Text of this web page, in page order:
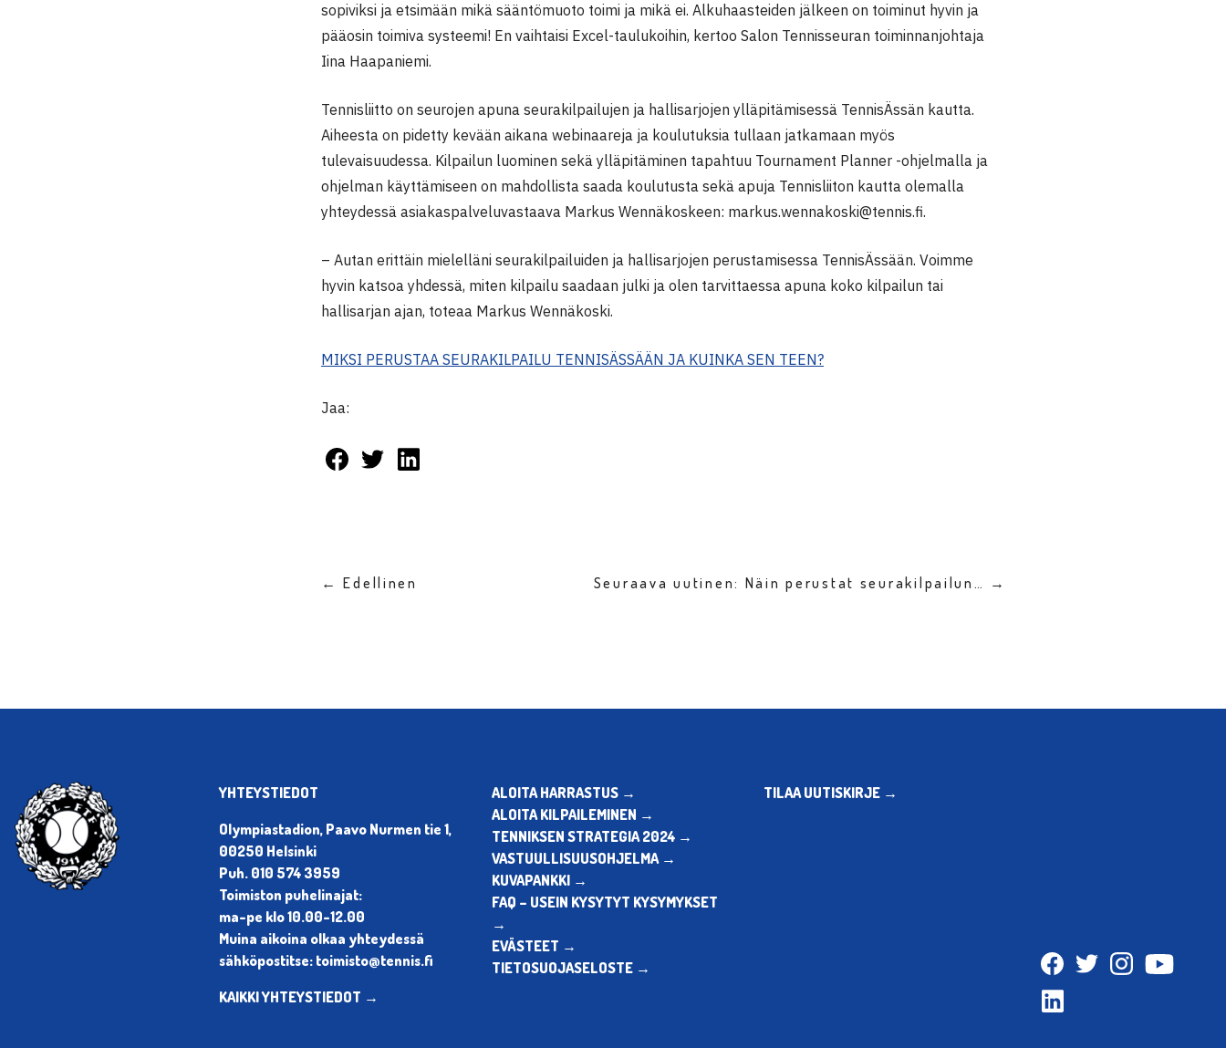
sopiviksi ja etsimään mikä sääntömuoto toimi ja mikä ei. Alkuhaasteiden jälkeen on toiminut hyvin ja
pääosin toimiva systeemi! En vaihtaisi Excel-taulukoihin, kertoo Salon Tennisseuran toiminnanjohtaja
Iina Haapaniemi.
Tennisliitto on seurojen apuna seurakilpailujen ja hallisarjojen ylläpitämisessä TennisÄssän kautta.
Aiheesta on pidetty kevään aikana webinaareja ja koulutuksia tullaan jatkamaan myös
tulevaisuudessa. Kilpailun luominen sekä ylläpitäminen tapahtuu Tournament Planner -ohjelmalla ja
ohjelman käyttämiseen on mahdollista saada koulutusta sekä apuja Tennisliiton kautta olemalla
yhteydessä asiakaspalveluvastaava Markus Wennäkoskeen: markus.wennakoski@tennis.fi.
– Autan erittäin mielelläni seurakilpailuiden ja hallisarjojen perustamisessa TennisÄssään. Voimme
hyvin katsoa yhdessä, miten kilpailu saadaan julki ja olen tarvittaessa apuna koko kilpailun tai
hallisarjan ajan, toteaa Markus Wennäkoski.
MIKSI PERUSTAA SEURAKILPAILU TENNISÄSSÄÄN JA KUINKA SEN TEEN?
Jaa:
← Edellinen Seuraava uutinen: Näin perustat seurakilpailun… →
YHTEYSTIEDOT
Olympiastadion, Paavo Nurmen tie 1,
00250 Helsinki
Puh. 010 574 3959
Toimiston puhelinajat:
ma-pe klo 10.00-12.00
Muina aikoina olkaa yhteydessä
sähköpostitse: toimisto@tennis.fi
KAIKKI YHTEYSTIEDOT →
ALOITA HARRASTUS →
ALOITA KILPAILEMINEN →
TENNIKSEN STRATEGIA 2024 →
VASTUULLISUUSOHJELMA →
KUVAPANKKI →
FAQ – USEIN KYSYTYT KYSYMYKSET
→
EVÄSTEET →
TIETOSUOJASELOSTE →
TILAA UUTISKIRJE →